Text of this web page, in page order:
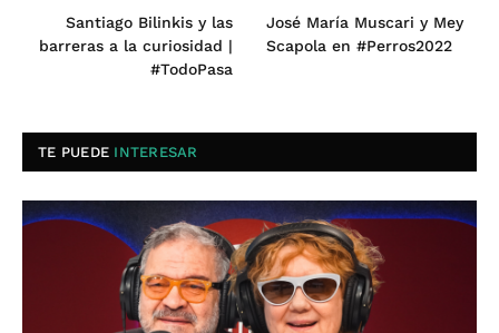
Santiago Bilinkis y las
barreras a la curiosidad |
#TodoPasa
José María Muscari y Mey
Scapola en #Perros2022
TE PUEDE INTERESAR